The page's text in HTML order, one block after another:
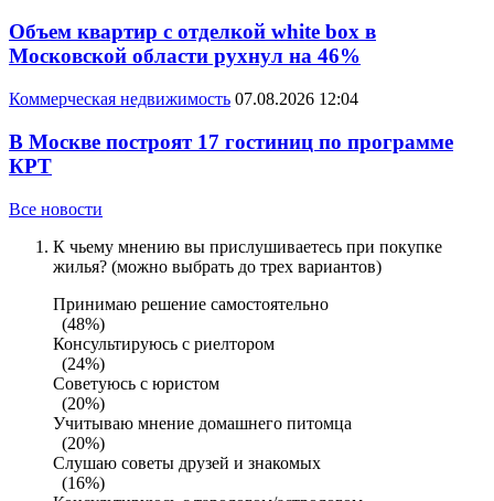
Объем квартир с отделкой white box в
Московской области рухнул на 46%
Коммерческая недвижимость 07.08.2026 12:04
В Москве построят 17 гостиниц по программе
КРТ
Все новости
К чьему мнению вы прислушиваетесь при покупке
жилья? (можно выбрать до трех вариантов)
Принимаю решение самостоятельно
(48%)
Консультируюсь с риелтором
(24%)
Советуюсь с юристом
(20%)
Учитываю мнение домашнего питомца
(20%)
Слушаю советы друзей и знакомых
(16%)